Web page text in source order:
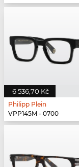
6 536,70 Kč
Philipp Plein
VPP145M - 0700